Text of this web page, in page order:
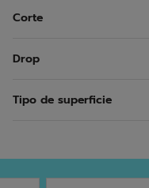
Corte
Drop
Tipo de superficie